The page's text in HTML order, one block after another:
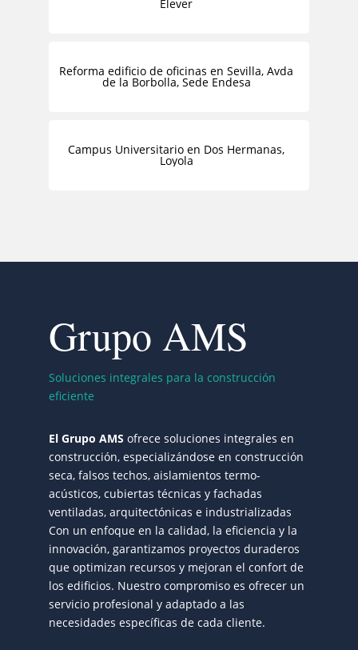
Elever
Reforma edificio de oficinas en Sevilla, Avda
de la Borbolla, Sede Endesa
Campus Universitario en Dos Hermanas,
Loyola
Grupo AMS
Soluciones integrales para la construcción
eficiente
El Grupo AMS ofrece soluciones integrales en
construcción, especializándose en construcción
seca, falsos techos, aislamientos termo-
acústicos, cubiertas técnicas y fachadas
ventiladas, arquitectónicas e industrializadas
Con un enfoque en la calidad, la eficiencia y la
innovación, garantizamos proyectos duraderos
que optimizan recursos y mejoran el confort de
los edificios. Nuestro compromiso es ofrecer un
servicio profesional y adaptado a las
necesidades específicas de cada cliente.